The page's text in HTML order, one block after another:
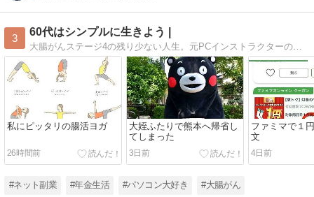
3
60代はシンプルに生きよう |
大腸がんステージ4の残り少ない人生。元PCインストラクターの暮らし・思考・お金・・Let's live simply
私にピッタリの腸活ヨガ
26時間前
大姪ふたりで熊本へ帰省し
てしまった
3日前
ファミマで１
文
4日前
#ネット副業 #年金生活 #パソコン大好き #大腸がん